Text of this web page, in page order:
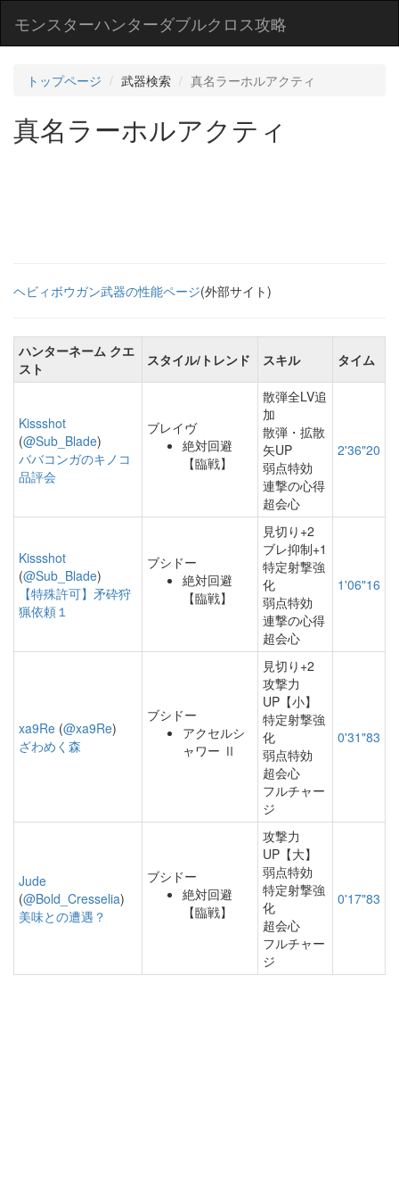
モンスターハンターダブルクロス攻略
トップページ 武器検索 真名ラーホルアクティ
真名ラーホルアクティ
ヘビィボウガン武器の性能ページ(外部サイト)
ハンターネーム クエ
スト
スタイル/トレンド スキル タイム
Kissshot
(@Sub_Blade)
ババコンガのキノコ
品評会
ブレイヴ
絶対回避
【臨戦】
散弾全LV追
加
散弾・拡散
矢UP
弱点特効
連撃の心得
超会心
2'36"20
Kissshot
(@Sub_Blade)
【特殊許可】矛砕狩
猟依頼１
ブシドー
絶対回避
【臨戦】
見切り+2
ブレ抑制+1
特定射撃強
化
弱点特効
連撃の心得
超会心
1'06"16
xa9Re (@xa9Re)
ざわめく森
ブシドー
アクセルシ
ャワー Ⅱ
見切り+2
攻撃力
UP【小】
特定射撃強
化
弱点特効
超会心
フルチャー
ジ
0'31"83
Jude
(@Bold_Cresselia)
美味との遭遇？
ブシドー
絶対回避
【臨戦】
攻撃力
UP【大】
弱点特効
特定射撃強
化
超会心
フルチャー
ジ
0'17"83